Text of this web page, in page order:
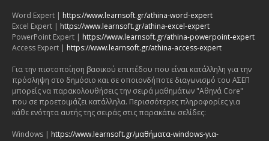
Word Expert | https://www.learnsoft.gr/athina-word-expert
Excel Expert | https://www.learnsoft.gr/athina-excel-expert
PowerPoint Expert | https://www.learnsoft.gr/athina-powerpoint-expert
Access Expert | https://www.learnsoft.gr/athina-access-expert
Για την πιστοποίηση βασικού επιπέδου που είναι κατάλληλη για την
πρόσληψη στο δημόσιο και σε οποιονδήποτε διαγωνισμό του ΑΣΕΠ
μπορείς να παρακολουθήσεις την σειρά μαθημάτων "Αθηνά Core"
που σε προετοιμάζει κατάλληλα. Περισσότερες πληροφορίες για
κάθε ενότητα αυτής της σειράς στις παρακάτω σελίδες:
Windows | https://www.learnsoft.gr/μαθήματα-windows-για-